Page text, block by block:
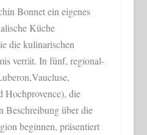
Bonnet ein eigenes
Küche
die kulinarischen
verrät. In fünf, regional-
die
Beschreibung über die
beginnen, präsentiert